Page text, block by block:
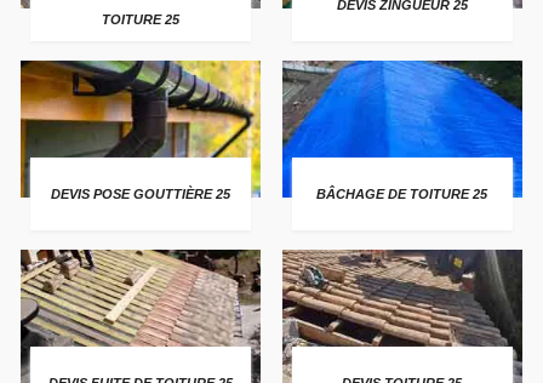
TOITURE 25
DEVIS ZINGUEUR 25
DEVIS POSE GOUTTIÈRE 25 BÂCHAGE DE TOITURE 25